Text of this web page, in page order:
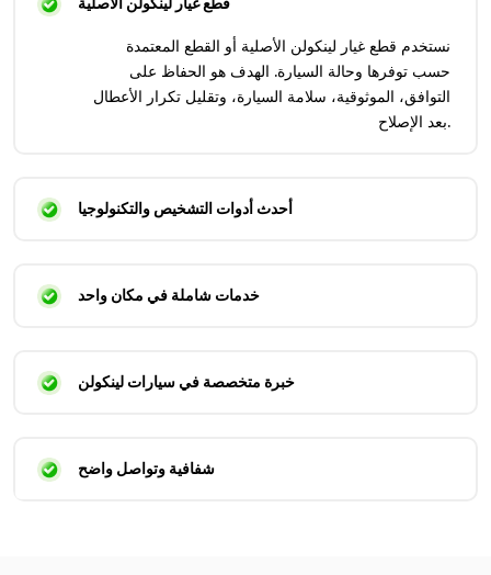
نستخدم قطع غيار لينكولن الأصلية أو القطع المعتمدة
حسب توفرها وحالة السيارة. الهدف هو الحفاظ على
التوافق، الموثوقية، سلامة السيارة، وتقليل تكرار الأعطال
بعد الإصلاح.
أحدث أدوات التشخيص والتكنولوجيا
خدمات شاملة في مكان واحد
خبرة متخصصة في سيارات لينكولن
شفافية وتواصل واضح